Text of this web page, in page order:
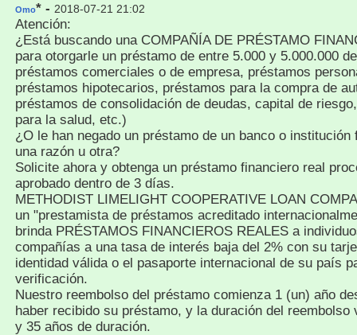
Omo* - 2018-07-21 21:02
Atención:
¿Está buscando una COMPAÑÍA DE PRÉSTAMO
para otorgarle un préstamo de entre 5.000 y 5.000.000
préstamos comerciales o de empresa, préstamos
préstamos hipotecarios, préstamos para la compra de
préstamos de consolidación de deudas, capital de
para la salud, etc.)
¿O le han negado un préstamo de un banco o institución
una razón u otra?
Solicite ahora y obtenga un préstamo financiero real
aprobado dentro de 3 días.
METHODIST LIMELIGHT COOPERATIVE LOAN
un "prestamista de préstamos acreditado
brinda PRÉSTAMOS FINANCIEROS REALES a
compañías a una tasa de interés baja del 2% con su
identidad válida o el pasaporte internacional de su país
verificación.
Nuestro reembolso del préstamo comienza 1 (un) año
haber recibido su préstamo, y la duración del reembolso
y 35 años de duración.